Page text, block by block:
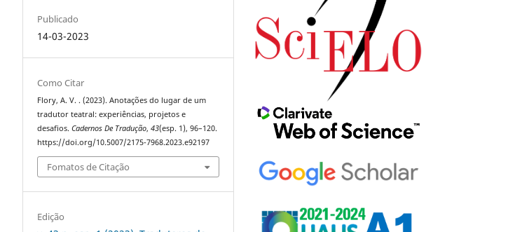
Publicado
14-03-2023
Como Citar
Flory, A. V. . (2023). Anotações do lugar de um
tradutor teatral: experiências, projetos e
desafios.Cadernos De Tradução,43(esp. 1), 96–120.
https://doi.org/10.5007/2175-7968.2023.e92197
Fomatos de Citação
Edição